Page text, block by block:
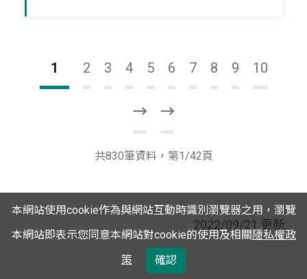
1 2 3 4 5 6 7 8 9 10
一
頁
後
一
共830筆資料，第1/42頁
2022/09/21 更新
本網站使用cookie作為與網站互動時識別瀏覽器之用，瀏覽
本網站即表示您同意本網站對cookie的使用及相關隱私權政
策
確認